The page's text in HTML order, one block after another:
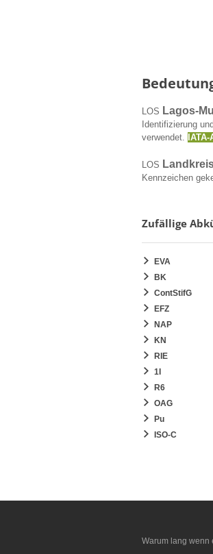
LOS Lagos-
Identifizierung
verwendet.
LOS
Kennzeichen
Zufällige
EVA
BK
ContStifG
EFZ
NAP
KN
RIE
1I
R6
OAG
Pu
ISO-C
Warum lang wenn